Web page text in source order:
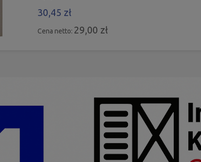
30,45 zł
Cena netto: 29,00 zł